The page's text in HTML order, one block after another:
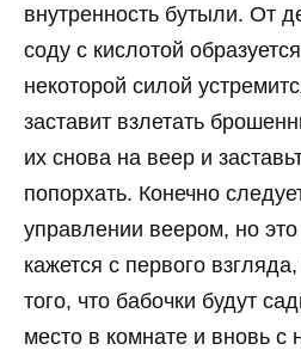
внутренность бутыли. От
соду с кислотой
некоторой силой
заставит взлетать
их снова на веер и
попорхать. Конечно
управлении веером, но это
кажется с первого
того, что бабочки будут
место в комнате и вновь с